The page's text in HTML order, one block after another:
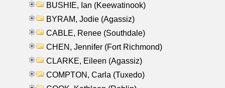
BUSHIE, Ian (Keewatinook)
BYRAM, Jodie (Agassiz)
CABLE, Renee (Southdale)
CHEN, Jennifer (Fort Richmond)
CLARKE, Eileen (Agassiz)
COMPTON, Carla (Tuxedo)